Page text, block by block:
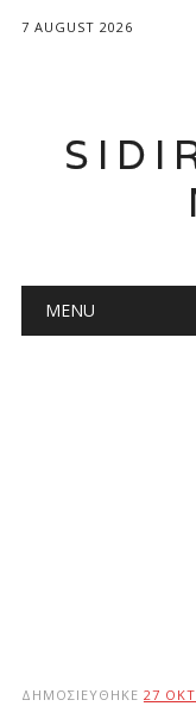
7 AUGUST 2026
Main
MENU
ΔΗΜΟΣΙΕΎΘΗΚΕ 27